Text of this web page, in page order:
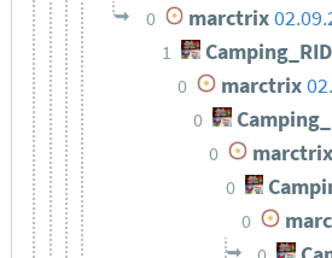
0 marctrix
1
0 marctrix
0
0 marctrix
0
0